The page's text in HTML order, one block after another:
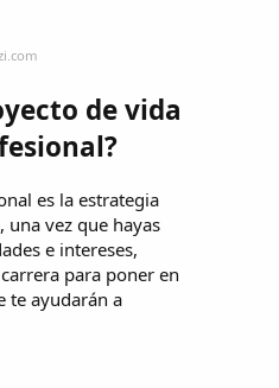
de vida
es la estrategia
vez que hayas
e intereses,
para poner en
te ayudarán a